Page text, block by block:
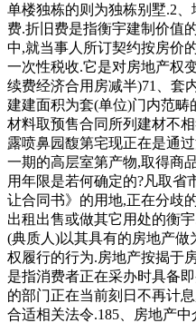
单楼独栋的则为独栋别墅.2
费.折旧费是指衡宇建制价值
中,就当事人所订契约按房价
一次性税收.它是对房地产权
续费经济合用房减半)71、套
建建面积为套(单位)门内范畴
材料取预售合同所列建材不
露喷鼻园馥第宅现正在是通
一期的高层室第产物,取得商
用年限是若何确定的?凡取省
让合同书》的用地,正在分歧
出租出售或做其它用处的衡
(典质人)以其具有的房地产
权履行的行为.房地产按揭于
是指消费者正在采办时具备
的部门正在当前刻日不再计
合适相关法令.185、房地产